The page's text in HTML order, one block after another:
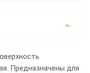
Предназначены для